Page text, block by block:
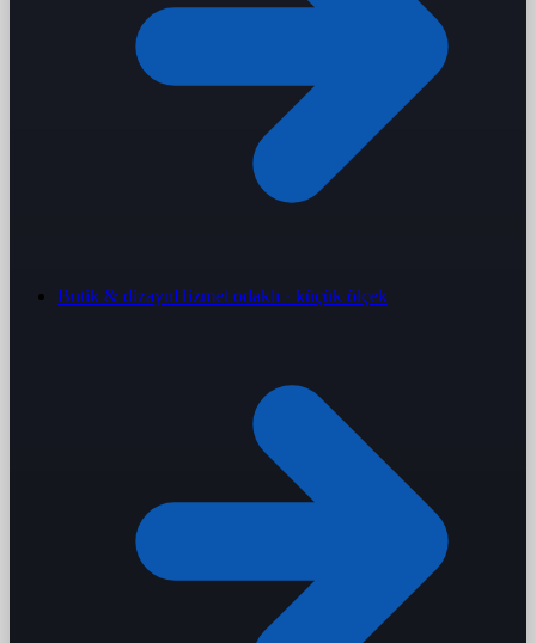
Butik & dizaynHizmet odaklı · küçük ölçek